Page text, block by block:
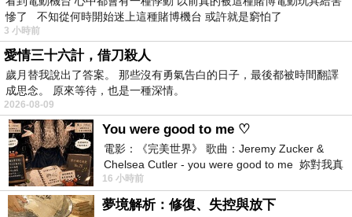
慘了 不知從何時開始迷上這種賭博機台 或許就是窮怕了
3 小時前
愛情三十六計，借刀殺人
歲月替我說出了答案。 那些沒有勇氣告白的日子，最後都被時間翻譯
成思念。 原來等待，也是一種深情。
2026-08-09
You were good to me ♡
電影：《完美世界》 歌曲：Jeremy Zucker &
Chelsea Cutler - you were good to me 妳對我真
好 因
16 小時前
夢境解析：修復、失控與放下